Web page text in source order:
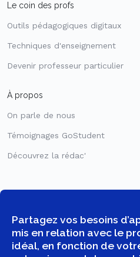
Partagez vos besoins
mis en relation avec le
idéal, en fonction de
Le coin des profs
Outils pédagogiques digitaux
Techniques d'enseignement
Devenir professeur particulier
À propos
On parle de nous
Témoignages GoStudent
Découvrez la rédac'